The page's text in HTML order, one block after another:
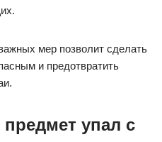
мер позволит сделать
и предотвратить
упал с